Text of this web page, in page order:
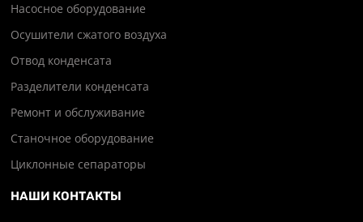
Насосное оборудование
Осушители сжатого воздуха
Отвод конденсата
Разделители конденсата
Ремонт и обслуживание
Станочное оборудование
Циклонные сепараторы
НАШИ КОНТАКТЫ